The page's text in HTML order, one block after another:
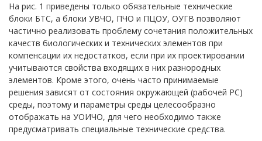
На рис. 1 приведены только обязательные технические
блоки БТС, а блоки УВЧО, ПЧО и ПЦОУ, ОУГВ позволяют
частично реализовать проблему сочетания положительных
качеств биологических и технических элементов при
компенсации их недостатков, если при их проектировании
учитываются свойства входящих в них разнородных
элементов. Кроме этого, очень часто принимаемые
решения зависят от состояния окружающей (рабочей РС)
среды, поэтому и параметры среды целесообразно
отображать на УОИЧО, для чего необходимо также
предусматривать специальные технические средства.